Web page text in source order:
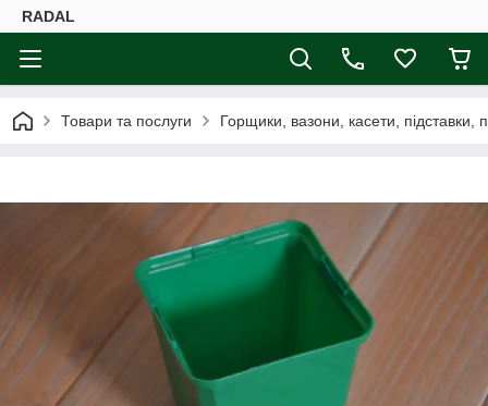
RADAL
Товари та послуги Горщики, вазони, касети, підставки,